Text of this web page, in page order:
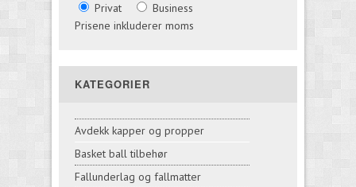
Privat
Business
Prisene inkluderer moms
KATEGORIER
Avdekk kapper og propper
Basket ball tilbehør
Fallunderlag og fallmatter